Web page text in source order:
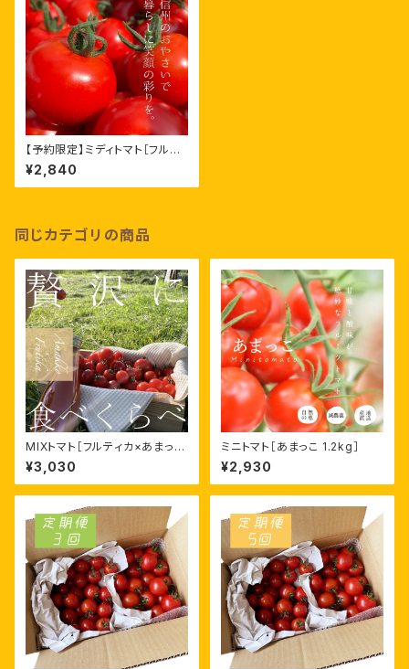
【予約限定】ミディトマト［フルテ
ィカ 1.6kg］（おひとり様４個ま
で）
¥2,840
同じカテゴリの商品
MIXトマト［フルティカ×あまっこ
1.4kg］
¥3,030
ミニトマト［あまっこ 1.2kg］
¥2,930